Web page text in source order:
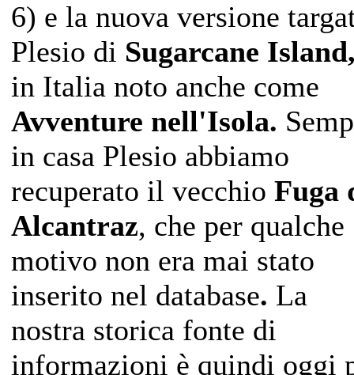
6) e la nuova versione
Plesio di Sugarcane
in Italia noto anche come
Avventure nell'Isola.
in casa Plesio abbiamo
recuperato il vecchio Fuga
Alcantraz, che per qualche
motivo non era mai stato
inserito nel database. La
nostra storica fonte di
informazioni è quindi oggi